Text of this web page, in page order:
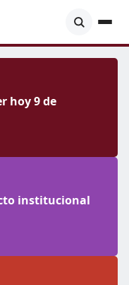
hoy 9 de
institucional